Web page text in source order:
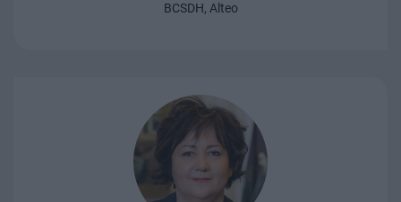
BCSDH, Alteo